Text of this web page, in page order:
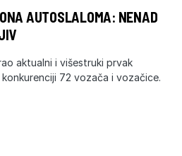
AUTOSLALOMA: NENAD
aktualni i višestruki prvak
konkurenciji 72 vozača i vozačice.